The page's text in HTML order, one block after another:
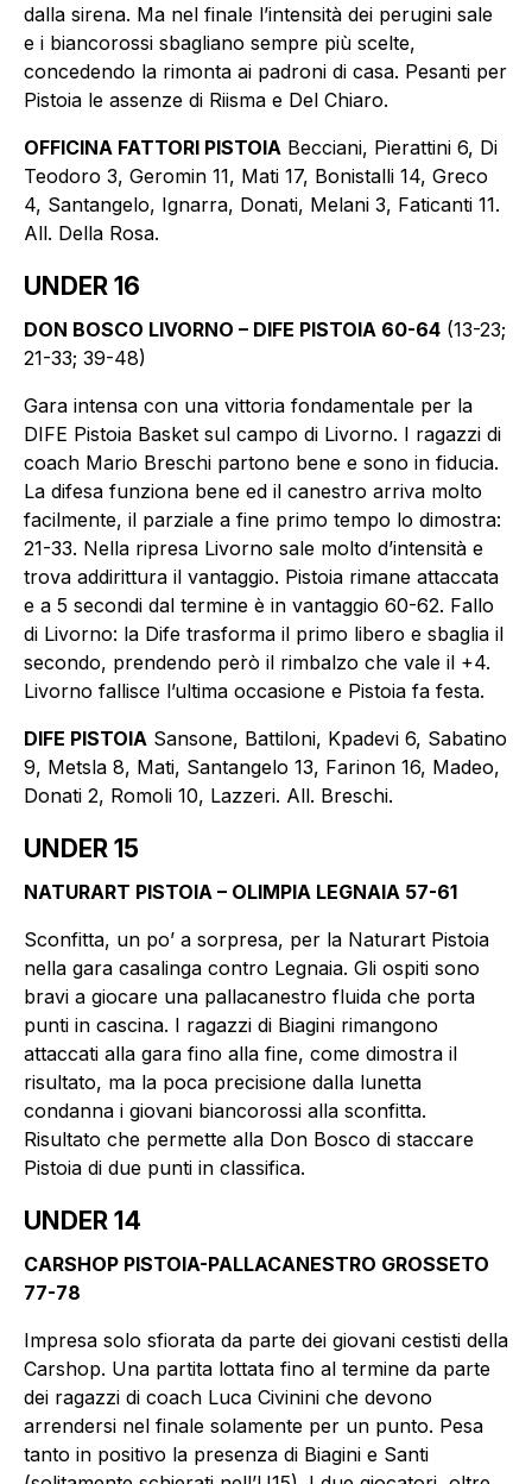
dalla sirena. Ma nel finale l’intensità dei perugini sale
e i biancorossi sbagliano sempre più scelte,
concedendo la rimonta ai padroni di casa. Pesanti per
Pistoia le assenze di Riisma e Del Chiaro.
OFFICINA FATTORI PISTOIA Becciani, Pierattini 6, Di
Teodoro 3, Geromin 11, Mati 17, Bonistalli 14, Greco
4, Santangelo, Ignarra, Donati, Melani 3, Faticanti 11.
All. Della Rosa.
UNDER 16
DON BOSCO LIVORNO – DIFE PISTOIA 60-64 (13-23;
21-33; 39-48)
Gara intensa con una vittoria fondamentale per la
DIFE Pistoia Basket sul campo di Livorno. I ragazzi di
coach Mario Breschi partono bene e sono in fiducia.
La difesa funziona bene ed il canestro arriva molto
facilmente, il parziale a fine primo tempo lo dimostra:
21-33. Nella ripresa Livorno sale molto d’intensità e
trova addirittura il vantaggio. Pistoia rimane attaccata
e a 5 secondi dal termine è in vantaggio 60-62. Fallo
di Livorno: la Dife trasforma il primo libero e sbaglia il
secondo, prendendo però il rimbalzo che vale il +4.
Livorno fallisce l’ultima occasione e Pistoia fa festa.
DIFE PISTOIA Sansone, Battiloni, Kpadevi 6, Sabatino
9, Metsla 8, Mati, Santangelo 13, Farinon 16, Madeo,
Donati 2, Romoli 10, Lazzeri. All. Breschi.
UNDER 15
NATURART PISTOIA – OLIMPIA LEGNAIA 57-61
Sconfitta, un po’ a sorpresa, per la Naturart Pistoia
nella gara casalinga contro Legnaia. Gli ospiti sono
bravi a giocare una pallacanestro fluida che porta
punti in cascina. I ragazzi di Biagini rimangono
attaccati alla gara fino alla fine, come dimostra il
risultato, ma la poca precisione dalla lunetta
condanna i giovani biancorossi alla sconfitta.
Risultato che permette alla Don Bosco di staccare
Pistoia di due punti in classifica.
UNDER 14
CARSHOP PISTOIA-PALLACANESTRO GROSSETO
77-78
Impresa solo sfiorata da parte dei giovani cestisti della
Carshop. Una partita lottata fino al termine da parte
dei ragazzi di coach Luca Civinini che devono
arrendersi nel finale solamente per un punto. Pesa
tanto in positivo la presenza di Biagini e Santi